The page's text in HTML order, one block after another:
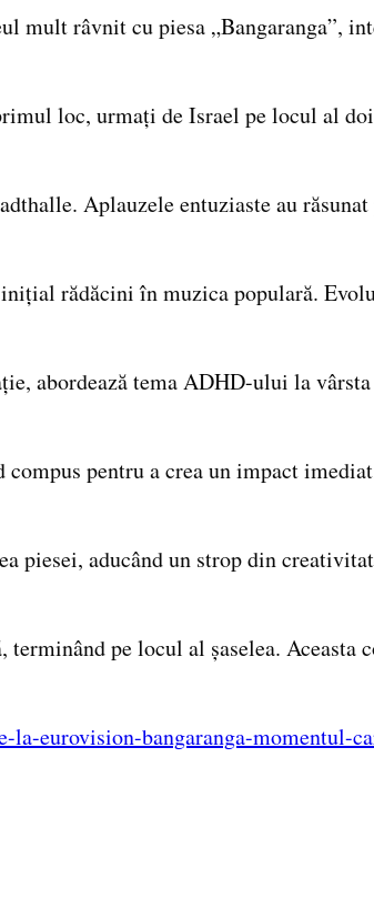
râvnit cu piesa „Bangaranga”,
loc, urmați de Israel pe locul al
Aplauzele entuziaste au
rădăcini în muzica populară.
abordează tema ADHD-ului la
pentru a crea un impact
piesei, aducând un strop din
pe locul al șaselea.
eurovision-bangaranga-momentul-